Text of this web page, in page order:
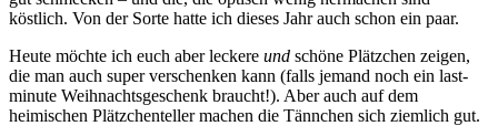
köstlich. Von der Sorte hatte ich dieses Jahr auch schon ein paar.
Heute möchte ich euch aber leckere und schöne Plätzchen zeigen,
die man auch super verschenken kann (falls jemand noch ein last-
minute Weihnachtsgeschenk braucht!). Aber auch auf dem
heimischen Plätzchenteller machen die Tännchen sich ziemlich gut.